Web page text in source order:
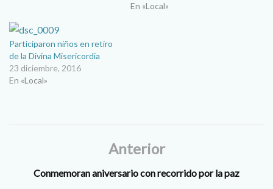
En «Local»
Participaron niños en retiro
de la Divina Misericordia
23 diciembre, 2016
En «Local»
Anterior
Conmemoran aniversario con recorrido por la paz